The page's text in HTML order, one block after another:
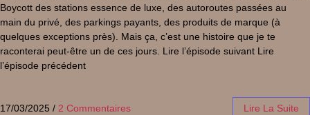
Boycott des stations essence de luxe, des autoroutes passées au
main du privé, des parkings payants, des produits de marque (à
quelques exceptions près). Mais ça, c’est une histoire que je te
raconterai peut-être un de ces jours. Lire l’épisode suivant Lire
l’épisode précédent
17/03/2025 / 2 Commentaires Lire La Suite